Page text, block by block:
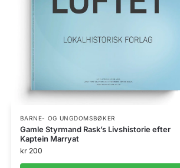
BARNE- OG UNGDOMSBØKER
Gamle Styrmand Rask’s Livshistorie efter
Kaptein Marryat
kr200